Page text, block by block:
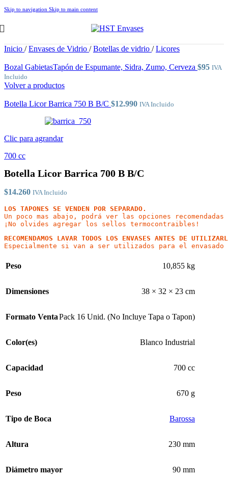
Skip to navigation Skip to main content
Inicio / Envases de Vidrio / Botellas de vidrio / Licores
Bozal GabietasTapón de Espumante, Sidra, Zumo, Cerveza $95 IVA
Incluido
Volver a productos
Botella Licor Barrica 750 B B/C $12.990 IVA Incluido
Clic para agrandar
700 cc
Botella Licor Barrica 700 B B/C
$14.260 IVA Incluido
LOS TAPONES SE VENDEN POR SEPARADO.
Un poco mas abajo, podrá ver las opciones recomendadas
¡No olvides agregar los sellos termocontraibles!
RECOMENDAMOS LAVAR TODOS LOS ENVASES ANTES DE
Peso 10,855 kg
Dimensiones 38 × 32 × 23 cm
Formato VentaPack 16 Unid. (No Incluye Tapa o Tapon)
Color(es) Blanco Industrial
Capacidad 700 cc
Peso 670 g
Tipo de Boca Barossa
Altura 230 mm
Diámetro mayor 90 mm